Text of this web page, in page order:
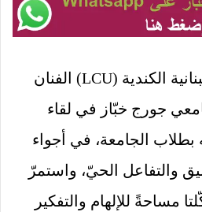
استضافت الجامعة اللبنانية الكندية (LCU) الفنان
جورج خبّاز في لقاء
الجامعة، في أجواء
والتفاعل الحيّ، واستمرّ
للإلهام والتفكير